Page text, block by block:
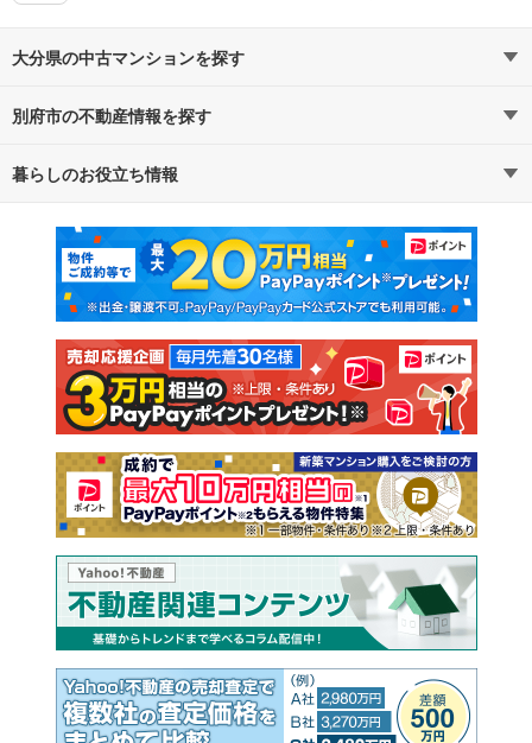
大分県の中古マンションを探す
路線・駅から探す
通勤・通学時間から探す
別府市の不動産情報を探す
不動産・住宅
新築マンション 中古マンション
新築一戸建て 中古一戸建て
注文住宅 土地
売却査定
暮らしのお役立ち情報
マンションカタログ 教えて！住まいの先生